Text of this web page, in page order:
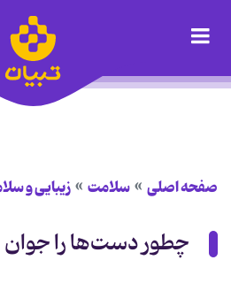
صفحه اصلی سلامت زیبایی و
چطور دست‌ها را جوان